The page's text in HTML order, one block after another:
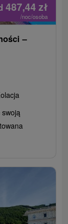
487,44 zł
/noc/osoba
–